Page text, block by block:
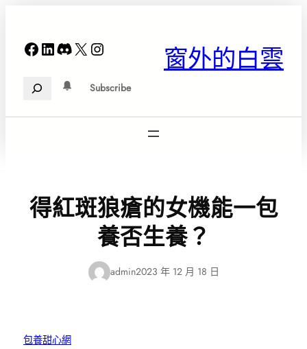
Facebook
LinkedIn
Discord
X Instagram 窗外的白雲
Search Subscribe
得紅斑狼瘡的女機能一包
養否生養？
admin2023 年 12 月 18 日
包養甜心網